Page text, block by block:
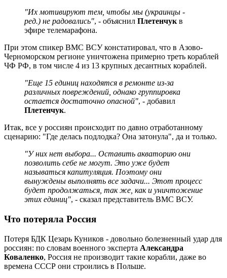
"Их мотивируют тем, чтобы мы (украинцы -
ред.) не радовались", - объяснил Плетенчукв
эфире телемарафона.
При этом спикер ВМС ВСУ констатировал, что в Азово-
Черноморском регионе уничтожена примерно треть кораблей
ЧФ РФ, в том числе 4 из 13 крупных десантных кораблей.
"Еще 15 единиц находятся в ремонте из-за
различных повреждений, однако группировка
остается достаточно опасной", - добавил
Плетенчук.
Итак, все у россиян происходит по давно отработанному
сценарию: "Где делась подлодка? Она затонула", да и только.
"У них нет выбора... Оставить акваторию они
позволить себе не могут. Это уже будет
называться капитуляция. Поэтому они
вынуждены выполнять все задачи... Этот процесс
будет продолжаться, так же, как и уничтожение
этих единиц", - сказал представитель ВМС ВСУ.
Что потеряла Россия
Потеря БДК Цезарь Куников - довольно болезненный удар для
россиян: по словам военного эксперта Александра
Коваленко, Россия не производит такие корабли, даже во
времена СССР они строились в Польше.